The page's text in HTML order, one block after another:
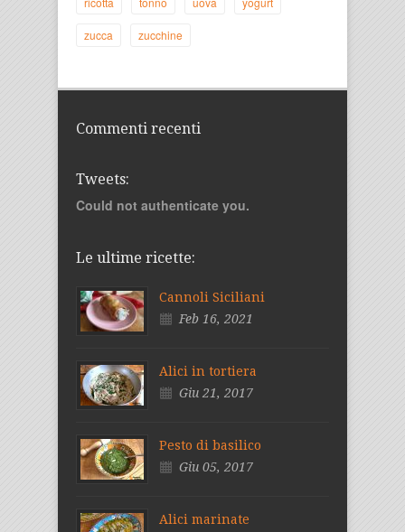
zucca zucchine
Commenti recenti
Tweets:
Could not authenticate you.
Le ultime ricette:
Cannoli Siciliani
Feb 16, 2021
Alici in tortiera
Giu 21, 2017
Pesto di basilico
Giu 05, 2017
Alici marinate